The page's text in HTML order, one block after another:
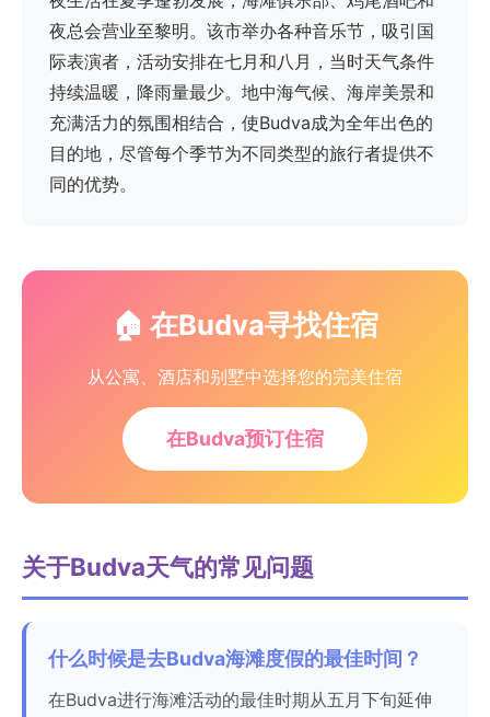
夜总会营业至黎明。该市举办各种音乐节，吸引国
际表演者，活动安排在七月和八月，当时天气条件
持续温暖，降雨量最少。地中海气候、海岸美景和
充满活力的氛围相结合，使Budva成为全年出色的
目的地，尽管每个季节为不同类型的旅行者提供不
同的优势。
🏠 在Budva寻找住宿
从公寓、酒店和别墅中选择您的完美住宿
在Budva预订住宿
关于Budva天气的常见问题
什么时候是去Budva海滩度假的最佳时间？
在Budva进行海滩活动的最佳时期从五月下旬延伸